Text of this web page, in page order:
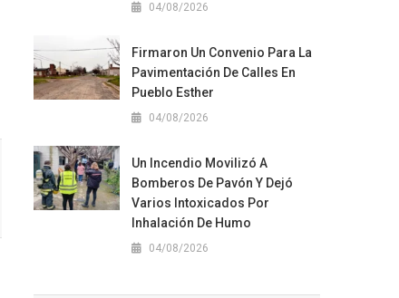
04/08/2026
Firmaron Un Convenio Para La
Pavimentación De Calles En
Pueblo Esther
04/08/2026
Un Incendio Movilizó A
Bomberos De Pavón Y Dejó
Varios Intoxicados Por
Inhalación De Humo
04/08/2026